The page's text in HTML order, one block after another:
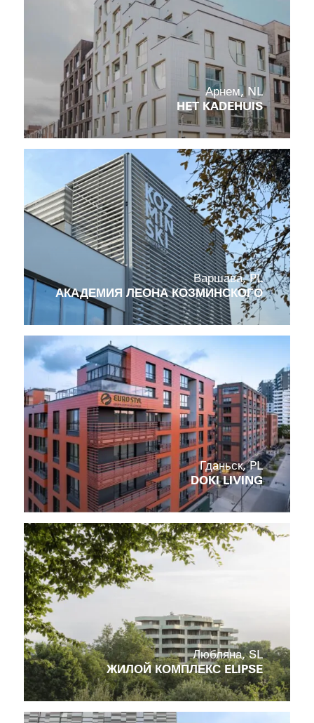
Арнем, NL
HET KADEHUIS
Варшава, PL
АКАДЕМИЯ ЛЕОНА КОЗМИНСКОГО
Гданьск, PL
DOKI LIVING
Любляна, SL
ЖИЛОЙ КОМПЛЕКС ELIPSE